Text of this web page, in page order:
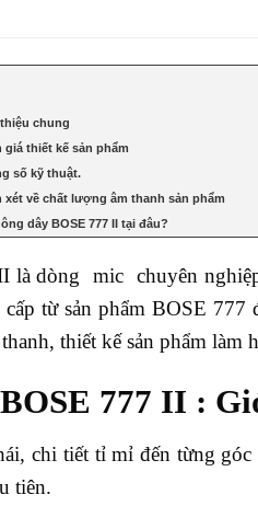
chung
giá thiết kế sản phẩm
số kỹ thuật.
xét về chất lượng âm thanh sản phẩm
dây BOSE 777 II tại đâu?
là dòng mic chuyên
từ sản phẩm BOSE
thiết kế sản phẩm làm
777 II :
chi tiết tỉ mỉ đến từng
tiên.